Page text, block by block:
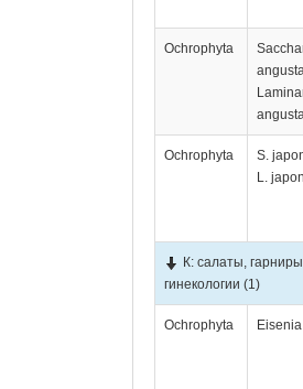
Ochrophyta
Ochrophyta
S.
L.
К: салаты,
гинекологии(1)
Ochrophyta